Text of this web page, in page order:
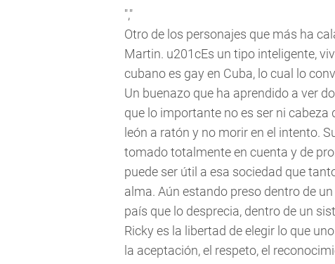
","
Otro de los personajes que más ha
Martin. u201cEs un tipo inteligente,
cubano es gay en Cuba, lo cual lo
Un buenazo que ha aprendido a ver
que lo importante no es ser ni cabeza
león a ratón y no morir en el intento.
tomado totalmente en cuenta y de
puede ser útil a esa sociedad que
alma. Aún estando preso dentro de
país que lo desprecia, dentro de un
Ricky es la libertad de elegir lo que
la aceptación, el respeto, el